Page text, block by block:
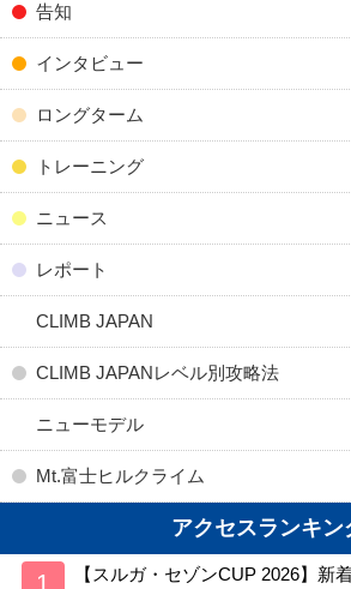
告知
インタビュー
ロングターム
トレーニング
ニュース
レポート
CLIMB JAPAN
CLIMB JAPANレベル別攻略法
ニューモデル
Mt.富士ヒルクライム
アクセスランキン
【スルガ・セゾンCUP 2026】新